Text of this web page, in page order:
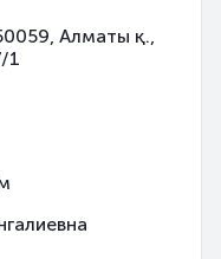
Алматы қ.,
1